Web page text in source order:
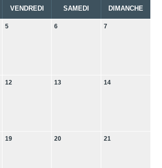
VENDREDI SAMEDI DIMANCHE
5 6 7
12 13 14
19 20 21